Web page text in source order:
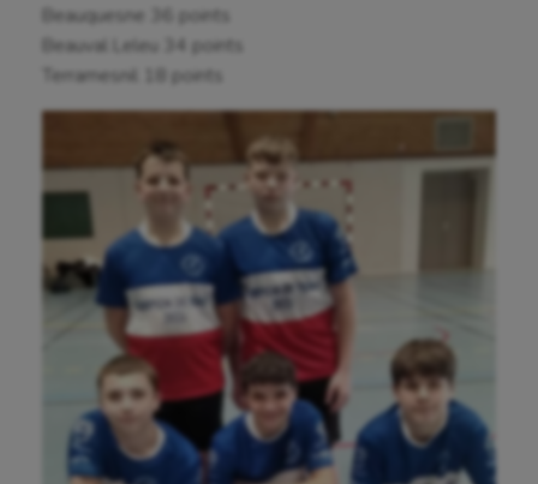
Billard
Boules lyonnaises
Canoë-kayak
Cerf Volant
Cheerleading
Course à pied
Crossfit
Cyclisme
Danse
Equitation
Beauquesne 36 points
Beauval Leleu 34 points
Terramesnil 18 points